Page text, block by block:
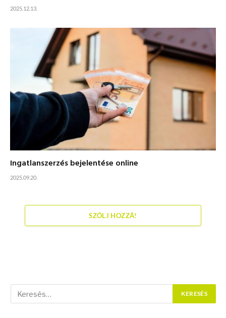
2025.12.13.
Ingatlanszerzés bejelentése online
2025.09.20.
SZÓLJ HOZZÁ!